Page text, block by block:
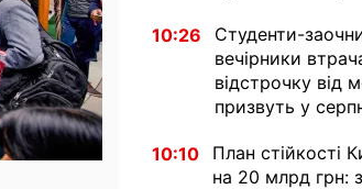
10:26
Студенти-
вечірники
відстрочку від
призвуть у
10:10
План стійкості
на 20 млрд грн: